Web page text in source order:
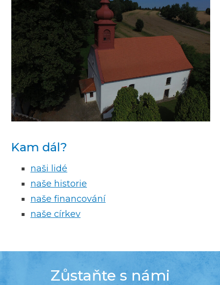
Kam dál?
naši lidé
naše historie
naše financování
naše církev
Zůstaňte s námi